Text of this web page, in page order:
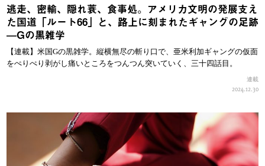
逃走、密輸、隠れ蓑、食事処。アメリカ文明の発展支え
た国道「ルート66」と、路上に刻まれたギャングの足跡
—Gの黒雑学
【連載】米国Gの黒雑学。縦横無尽の斬り口で、亜米利加ギャングの仮面
をぺりぺり剥がし痛いところをつんつん突いていく、三十四話目。
連載
2024.12.30